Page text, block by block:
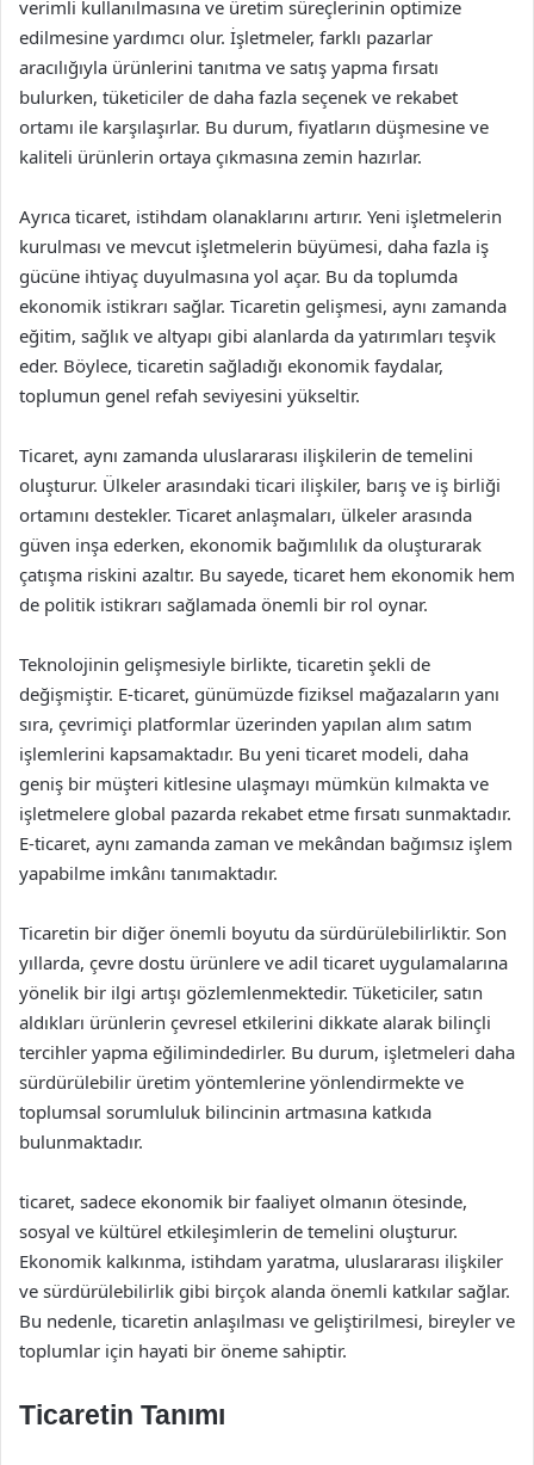
verimli kullanılmasına ve üretim süreçlerinin optimize
edilmesine yardımcı olur. İşletmeler, farklı pazarlar
aracılığıyla ürünlerini tanıtma ve satış yapma fırsatı
bulurken, tüketiciler de daha fazla seçenek ve rekabet
ortamı ile karşılaşırlar. Bu durum, fiyatların düşmesine ve
kaliteli ürünlerin ortaya çıkmasına zemin hazırlar.
Ayrıca ticaret, istihdam olanaklarını artırır. Yeni işletmelerin
kurulması ve mevcut işletmelerin büyümesi, daha fazla iş
gücüne ihtiyaç duyulmasına yol açar. Bu da toplumda
ekonomik istikrarı sağlar. Ticaretin gelişmesi, aynı zamanda
eğitim, sağlık ve altyapı gibi alanlarda da yatırımları teşvik
eder. Böylece, ticaretin sağladığı ekonomik faydalar,
toplumun genel refah seviyesini yükseltir.
Ticaret, aynı zamanda uluslararası ilişkilerin de temelini
oluşturur. Ülkeler arasındaki ticari ilişkiler, barış ve iş birliği
ortamını destekler. Ticaret anlaşmaları, ülkeler arasında
güven inşa ederken, ekonomik bağımlılık da oluşturarak
çatışma riskini azaltır. Bu sayede, ticaret hem ekonomik hem
de politik istikrarı sağlamada önemli bir rol oynar.
Teknolojinin gelişmesiyle birlikte, ticaretin şekli de
değişmiştir. E-ticaret, günümüzde fiziksel mağazaların yanı
sıra, çevrimiçi platformlar üzerinden yapılan alım satım
işlemlerini kapsamaktadır. Bu yeni ticaret modeli, daha
geniş bir müşteri kitlesine ulaşmayı mümkün kılmakta ve
işletmelere global pazarda rekabet etme fırsatı sunmaktadır.
E-ticaret, aynı zamanda zaman ve mekândan bağımsız işlem
yapabilme imkânı tanımaktadır.
Ticaretin bir diğer önemli boyutu da sürdürülebilirliktir. Son
yıllarda, çevre dostu ürünlere ve adil ticaret uygulamalarına
yönelik bir ilgi artışı gözlemlenmektedir. Tüketiciler, satın
aldıkları ürünlerin çevresel etkilerini dikkate alarak bilinçli
tercihler yapma eğilimindedirler. Bu durum, işletmeleri daha
sürdürülebilir üretim yöntemlerine yönlendirmekte ve
toplumsal sorumluluk bilincinin artmasına katkıda
bulunmaktadır.
ticaret, sadece ekonomik bir faaliyet olmanın ötesinde,
sosyal ve kültürel etkileşimlerin de temelini oluşturur.
Ekonomik kalkınma, istihdam yaratma, uluslararası ilişkiler
ve sürdürülebilirlik gibi birçok alanda önemli katkılar sağlar.
Bu nedenle, ticaretin anlaşılması ve geliştirilmesi, bireyler ve
toplumlar için hayati bir öneme sahiptir.
Ticaretin Tanımı